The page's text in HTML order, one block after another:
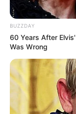
Laras Kinanda
BUZZDAY
60 Years After
Was Wrong